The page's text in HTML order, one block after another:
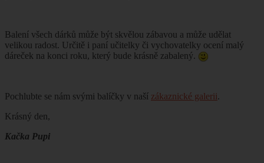
Balení všech dárků může být skvělou zábavou a může udělat
velikou radost. Určitě i paní učitelky či vychovatelky ocení malý
dáreček na konci roku, který bude krásně zabalený.
Pochlubte se nám svými balíčky v naší zákaznické galerii.
Krásný den,
Kačka Pupi